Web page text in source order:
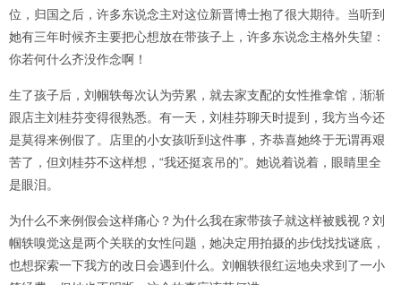
位，归国之后，许多东说念主对这位新晋博士抱了很大期待。当听到
她有三年时候齐主要把心想放在带孩子上，许多东说念主格外失望：
你若何什么齐没作念啊！
生了孩子后，刘帼轶每次认为劳累，就去家支配的女性推拿馆，渐渐
跟店主刘桂芬变得很熟悉。有一天，刘桂芬聊天时提到，我方当今还
是莫得来例假了。店里的小女孩听到这件事，齐恭喜她终于无谓再艰
苦了，但刘桂芬不这样想，“我还挺哀吊的”。她说着说着，眼睛里全
是眼泪。
为什么不来例假会这样痛心？为什么我在家带孩子就这样被贱视？刘
帼轶嗅觉这是两个关联的女性问题，她决定用拍摄的步伐找找谜底，
也想探索一下我方的改日会遇到什么。刘帼轶很红运地央求到了一小